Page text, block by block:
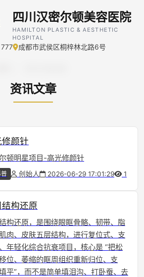
四川汉密尔顿美容医院
HAMILTON PLASTIC & AESTHETIC
HOSPITAL
成都市武侯区桐梓林北路6号
资讯文章
修颜针
顿明星项目-高光修颜针
创始人 2026-06-29 17:01:29 1
结构还原
构还原，是围绕眼眶骨骼、韧带、脂
肉、皮肤五层结构，进行复位式、支
年轻化综合抗衰项目，核心是 “把松
位、萎缩的眶周组织重新归位、支
平”，而不是简单填泪沟、打卧蚕、去